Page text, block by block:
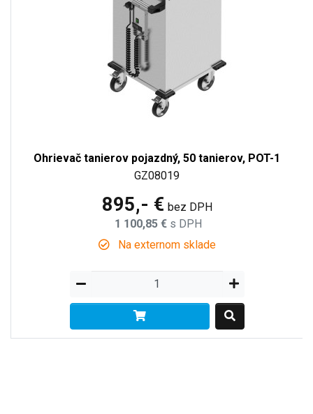
Ohrievač tanierov pojazdný, 50 tanierov, POT-1
GZ08019
895,- € bez DPH
1 100,85 € s DPH
Na externom sklade